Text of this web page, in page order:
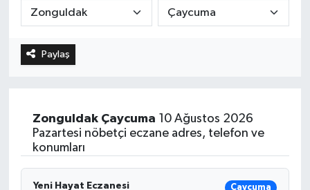
Paylaş
Zonguldak Çaycuma 10 Ağustos 2026
Pazartesi nöbetçi eczane adres, telefon ve
konumları
Yeni Hayat Eczanesi Çaycuma